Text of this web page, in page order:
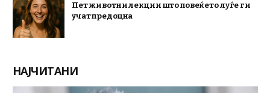
Пет животни лекции што повеќето луѓе ги
учат предоцна
НАЈЧИТАНИ